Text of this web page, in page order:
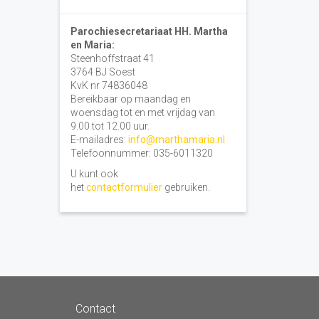
Parochiesecretariaat HH. Martha
en Maria:
Steenhoffstraat 41
3764 BJ Soest
KvK nr 74836048
Bereikbaar op maandag en
woensdag tot en met vrijdag van
9.00 tot 12.00 uur.
E-mailadres: info@marthamaria.nl
Telefoonnummer: 035-6011320
U kunt ook
hetcontactformuliergebruiken.
Contact